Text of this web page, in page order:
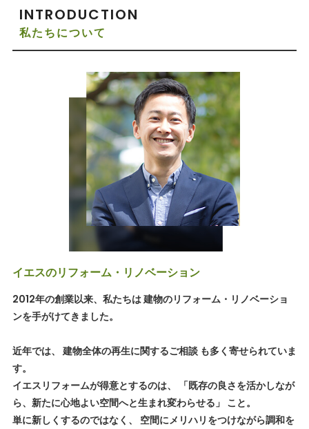
INTRODUCTION
私たちについて
イエスのリフォーム・リノベーション
2012年の創業以来、私たちは 建物のリフォーム・リノベーショ
ンを手がけてきました。
近年では、 建物全体の再生に関するご相談 も多く寄せられていま
す。
イエスリフォームが得意とするのは、 「既存の良さを活かしなが
ら、新たに心地よい空間へと生まれ変わらせる」 こと。
単に新しくするのではなく、 空間にメリハリをつけながら調和を